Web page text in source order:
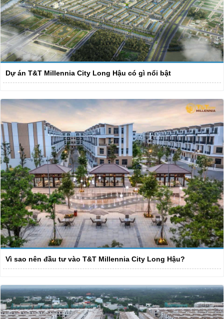
Dự án T&T Millennia City Long Hậu có gì nổi bật
Vì sao nên đầu tư vào T&T Millennia City Long Hậu?